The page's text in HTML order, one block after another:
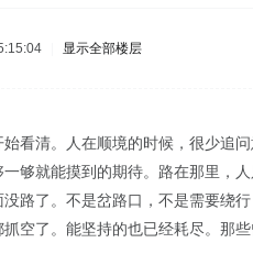
显示全部楼层
看清。人在顺境的时候，很少追
够就能摸到的期待。路在那里，人
路了。不是岔路口，不是需要绕行
空了。能坚持的也已经耗尽。那